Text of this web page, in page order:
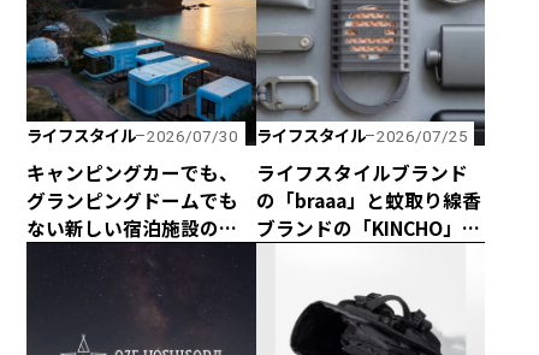
ライフスタイル 2026/07/30
キャンピングカーでも、
グランピングドームでも
ない新しい宿泊施設のカ
タチ！ 海と山に囲まれた
熊野の最新型カプセルハ
ウス「ザ・グランスイー
ト」
ライフスタイル 2026/07/25
ライフスタイルブランド
の「braaa」と蚊取り線香
ブランドの「KINCHO」が
「canox」がオシャレす
ぎ！